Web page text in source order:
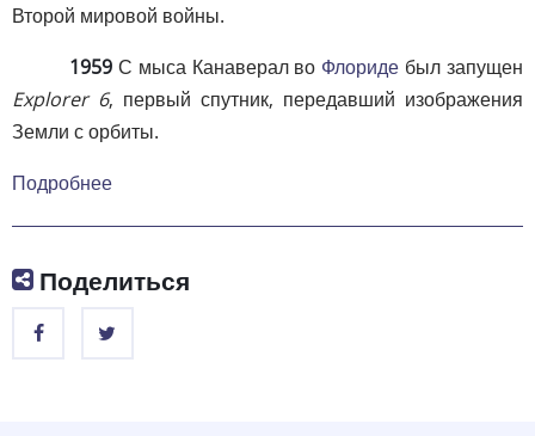
Второй мировой войны.
1959 С мыса Канаверал во Флориде был запущен
Explorer 6, первый спутник, передавший изображения
Земли с орбиты.
Подробнее
Поделиться